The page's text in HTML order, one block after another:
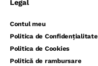
Legal
Contul meu
Politica de Confidențialitate
Politica de Cookies
Politică de rambursare